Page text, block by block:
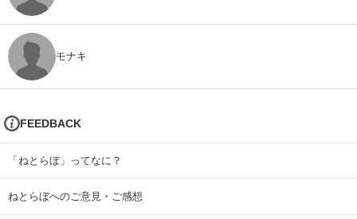
モナキ
FEEDBACK
「ねとらぼ」ってなに？
ねとらぼへのご意見・ご感想